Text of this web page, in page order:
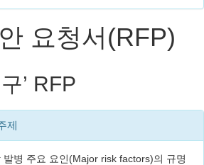
요청서(RFP)
’ RFP
제
발병 주요 요인(Major risk factors)의 규명